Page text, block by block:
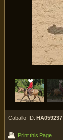
Caballo-ID: HA059237
Print this Page